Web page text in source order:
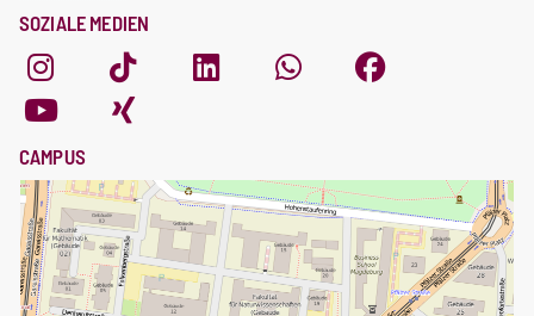
SOZIALE MEDIEN
CAMPUS